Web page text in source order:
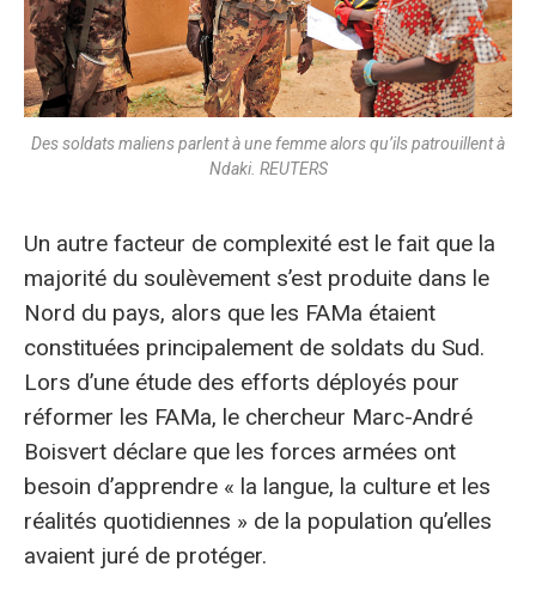
Des soldats maliens parlent à une femme alors qu’ils patrouillent à
Ndaki. REUTERS
Un autre facteur de complexité est le fait que la
majorité du soulèvement s’est produite dans le
Nord du pays, alors que les FAMa étaient
constituées principalement de soldats du Sud.
Lors d’une étude des efforts déployés pour
réformer les FAMa, le chercheur Marc-André
Boisvert déclare que les forces armées ont
besoin d’apprendre « la langue, la culture et les
réalités quotidiennes » de la population qu’elles
avaient juré de protéger.